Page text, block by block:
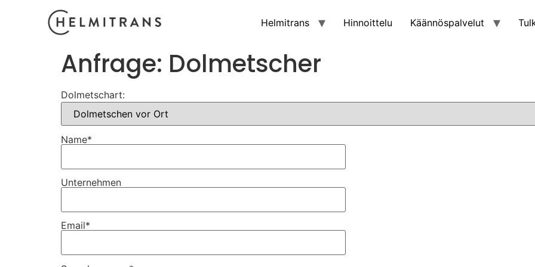
Helmitrans Hinnoittelu Käännöspalvelut
Anfrage: Dolmetscher
Dolmetschart:
Name*
Unternehmen
Email*